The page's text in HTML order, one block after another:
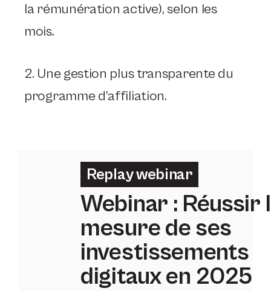
la rémunération active), selon les
mois.
2. Une gestion plus transparente du
programme d’affiliation.
Replay webinar
Webinar : Réussir
mesure de ses
investissements
digitaux en 2025